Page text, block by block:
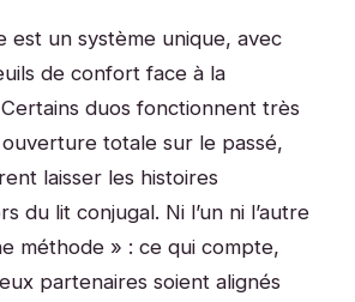
est un système unique, avec
de confort face à la
duos fonctionnent très
totale sur le passé,
laisser les histoires
du lit conjugal. Ni l’un ni l’autre
méthode » : ce qui compte,
partenaires soient alignés